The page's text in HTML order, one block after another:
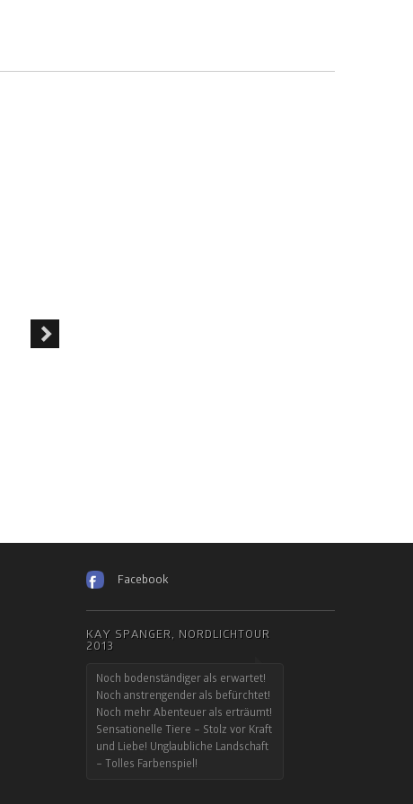
Facebook
KAY SPANGER, NORDLICHTOUR
2013
Noch bodenständiger als erwartet!
Noch anstrengender als befürchtet!
Noch mehr Abenteuer als erträumt!
Sensationelle Tiere – Stolz vor Kraft
und Liebe! Unglaubliche Landschaft
– Tolles Farbenspiel!